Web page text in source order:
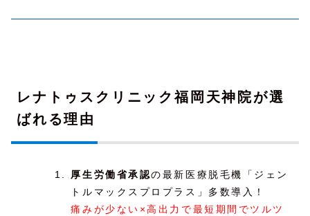
レナトゥスクリニック福岡天神院が選
ばれる理由
厚生労働省承認の最新医療脱毛機「ジェン
トルマックスプロプラス」多数導入！
痛みが少ない×高出力で最短期間でツルツ